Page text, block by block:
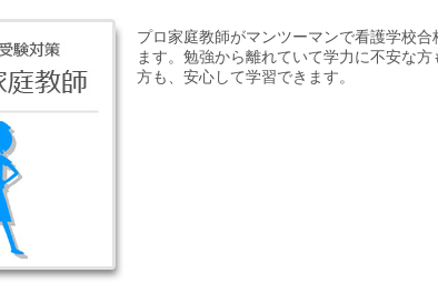
プロ家庭教師がマンツーマンで看護学校
ます。勉強から離れていて学力に不安な
方も、安心して学習できます。